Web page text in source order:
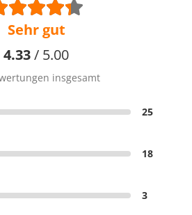
Sehr gut
4.33/ 5.00
insgesamt
25
18
3